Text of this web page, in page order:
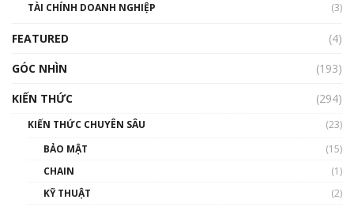
đến hệ sinh thái tiền mã hoá | Phổ cập
TÀI CHÍNH DOANH NGHIỆP
(3)
FEATURED
(4)
GÓC NHÌN
(193)
KIẾN THỨC
(294)
KIẾN THỨC CHUYÊN SÂU
(23)
BẢO MẬT
(15)
CHAIN
(1)
KỸ THUẬT
(2)